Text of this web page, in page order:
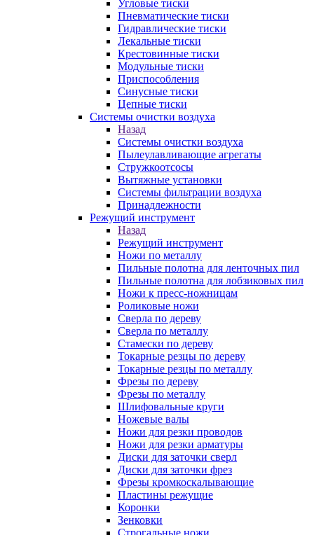
Угловые тиски
Пневматические тиски
Гидравлические тиски
Лекальные тиски
Крестовинные тиски
Модульные тиски
Приспособления
Синусные тиски
Цепные тиски
Системы очистки воздуха
Назад
Системы очистки воздуха
Пылеулавливающие агрегаты
Стружкоотсосы
Вытяжные установки
Системы фильтрации воздуха
Принадлежности
Режущий инструмент
Назад
Режущий инструмент
Ножи по металлу
Пильные полотна для ленточных пил
Пильные полотна для лобзиковых пил
Ножи к пресс-ножницам
Роликовые ножи
Сверла по дереву
Сверла по металлу
Стамески по дереву
Токарные резцы по дереву
Токарные резцы по металлу
Фрезы по дереву
Фрезы по металлу
Шлифовальные круги
Ножевые валы
Ножи для резки проводов
Ножи для резки арматуры
Диски для заточки сверл
Диски для заточки фрез
Фрезы кромкоскалывающие
Пластины режущие
Коронки
Зенковки
Строгальные ножи